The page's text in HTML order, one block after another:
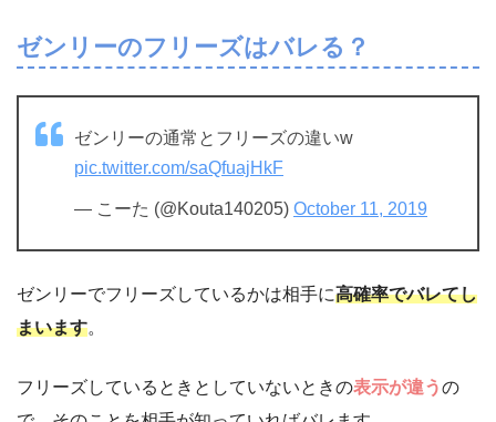
ゼンリーのフリーズはバレる？
ゼンリーの通常とフリーズの違いw
pic.twitter.com/saQfuajHkF
— こーた (@Kouta140205) October 11, 2019
ゼンリーでフリーズしているかは相手に高確率でバレてし
まいます。
フリーズしているときとしていないときの表示が違うの